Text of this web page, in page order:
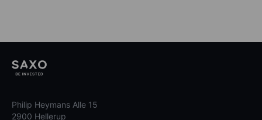
Philip Heymans Alle 15
2900 Hellerup